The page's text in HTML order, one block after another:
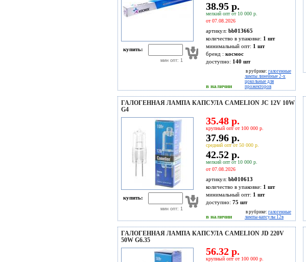
купить:
мин опт: 1
38.95 р.
мелкий опт от 10 000 р.
от 07.08.2026
артикул: bb013665
количество в упаковке: 1 шт
минимальный опт: 1 шт
бренд : космос
доступно: 140 шт
в наличии
в рубрике: галогенные
лампы линейные 2-х
цокольные для
прожекторов
ГАЛОГЕННАЯ ЛАМПА КАПСУЛА CAMELION JC 12V 10W
G4
купить:
мин опт: 1
35.48 р.
крупный опт от 100 000 р.
37.96 р.
средний опт от 50 000 р.
42.52 р.
мелкий опт от 10 000 р.
от 07.08.2026
артикул: bb010613
количество в упаковке: 1 шт
минимальный опт: 1 шт
доступно: 75 шт
в наличии
в рубрике: галогенные
лампы-капсулы 12в
ГАЛОГЕННАЯ ЛАМПА КАПСУЛА CAMELION JD 220V
50W G6.35
56.32 р.
крупный опт от 100 000 р.